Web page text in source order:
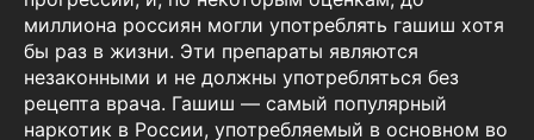
миллиона россиян могли употреблять гашиш хотя
бы раз в жизни. Эти препараты являются
незаконными и не должны употребляться без
рецепта врача. Гашиш — самый популярный
наркотик в России, употребляемый в основном во